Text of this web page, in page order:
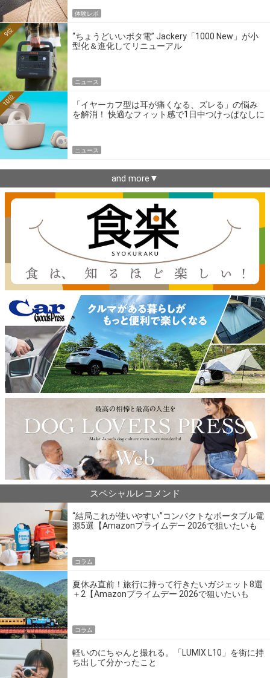
体験レポ
“ちょうどいいポタ電” Jackery「1000 New」が小
型化＆進化してリニューアル
9位
ニュース
「イヤーカフ型は耳が痛くなる、ズレる」の悩み
を解消！ 快適なフィット感で1日中つけっぱなしに
10位
ニュース
and more▼
スペシャルレコメンド
“結局これが使いやすい”コンパクトなポータブル電
源5選【Amazonプライムデー 2026で狙いたいも
コラム
夏休み直前！旅行に持って行きたいガジェット8選
＋2【Amazonプライムデー 2026で狙いたいも
コラム
軽いのにちゃんと撮れる。「LUMIX L10」を街に持
ち出して分かったこと